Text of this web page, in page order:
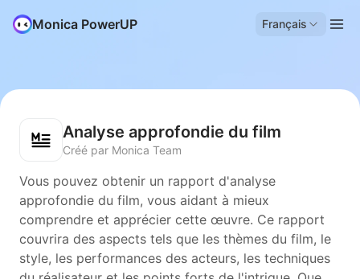
Monica PowerUP Français
Analyse approfondie du film
Créé par Monica Team
Vous pouvez obtenir un rapport d'analyse
approfondie du film, vous aidant à mieux
comprendre et apprécier cette œuvre. Ce rapport
couvrira des aspects tels que les thèmes du film, le
style, les performances des acteurs, les techniques